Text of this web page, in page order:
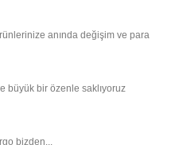
anında değişim ve para
büyük bir özenle saklıyoruz
bizden...